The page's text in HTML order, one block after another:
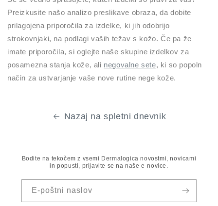
Preizkusite našo analizo preslikave obraza, da dobite
prilagojena priporočila za izdelke, ki jih odobrijo
strokovnjaki, na podlagi vaših težav s kožo. Če pa že
imate priporočila, si oglejte naše skupine izdelkov za
posamezna stanja kože, ali negovalne sete, ki so popoln
način za ustvarjanje vaše nove rutine nege kože.
Nazaj na spletni dnevnik
Bodite na tekočem z vsemi Dermalogica novostmi, novicami
in popusti, prijavite se na naše e-novice.
E-poštni naslov